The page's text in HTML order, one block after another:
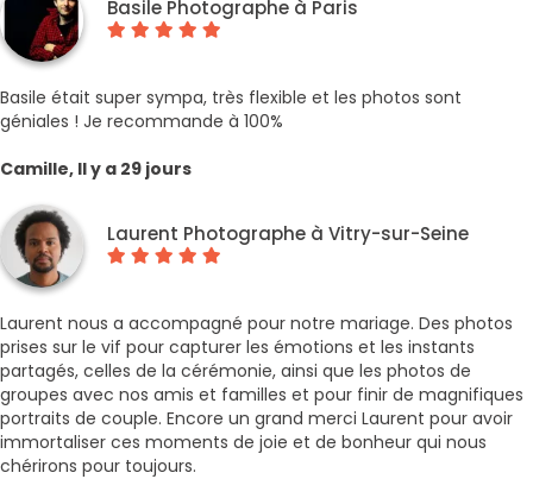
Basile Photographe à Paris
Basile était super sympa, très flexible et les photos sont
géniales ! Je recommande à 100%
Camille, Il y a 29 jours
Laurent Photographe à Vitry-sur-Seine
Laurent nous a accompagné pour notre mariage. Des photos
prises sur le vif pour capturer les émotions et les instants
partagés, celles de la cérémonie, ainsi que les photos de
groupes avec nos amis et familles et pour finir de magnifiques
portraits de couple. Encore un grand merci Laurent pour avoir
immortaliser ces moments de joie et de bonheur qui nous
chérirons pour toujours.